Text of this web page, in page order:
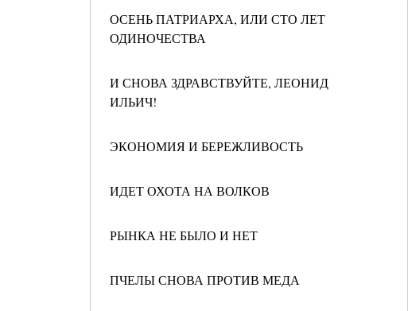
ОСЕНЬ ПАТРИАРХА, ИЛИ СТО ЛЕТ
ОДИНОЧЕСТВА
И СНОВА ЗДРАВСТВУЙТЕ, ЛЕОНИД
ИЛЬИЧ!
ЭКОНОМИЯ И БЕРЕЖЛИВОСТЬ
ИДЕТ ОХОТА НА ВОЛКОВ
РЫНКА НЕ БЫЛО И НЕТ
ПЧЕЛЫ СНОВА ПРОТИВ МЕДА